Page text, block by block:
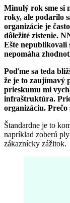
Minulý rok sme si
roky, ale podarilo
organizácie je
dôležité zistenie.
Ešte nepublikovali
nepomáha
Poďme sa teda
že je to zaujímavý
prieskumu mi
infraštruktúra.
organizáciu. Prečo
Štandardne je to
napríklad zoberú
zákaznícky zážitok.